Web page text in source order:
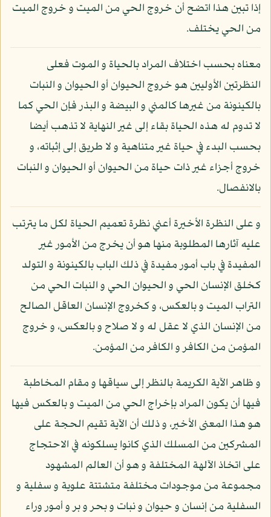
إذا تبين هذا اتضح أن خروج الحي من الميت و خروج الميت
من الحي يختلف.
معناه بحسب اختلاف المراد بالحياة و الموت فعلى
النظرتين الأوليين هو خروج الحيوان أو الحيوان و النبات
بالكينونة من غيرها كالمني و البيضة و البذر فإن الحي كما
لا تدوم له هذه الحياة بقاء إلى غير النهاية لا تذهب أيضا
بحسب البدء في حياة غير متناهية و لا طريق إلى إثباته، و
خروج أجزاء غير ذات حياة من الحيوان أو الحيوان و النبات
بالانفصال.
و على النظرة الأخيرة أعني نظرة تعميم الحياة لكل ما يترتب
عليه آثارها المطلوبة منها هو أن يخرج من الأمور غير
المفيدة في باب أمور مفيدة في ذلك الباب بالكينونة و التولد
كخلق الإنسان الحي و الحيوان الحي و النبات الحي من
التراب الميت و بالعكس، و كخروج الإنسان العاقل الصالح
من الإنسان الذي لا عقل له و لا صلاح و بالعكس، و خروج
المؤمن من الكافر و الكافر من المؤمن.
و ظاهر الآية الكريمة بالنظر إلى سياقها و مقام المخاطبة
فيها أن يكون المراد بإخراج الحي من الميت و بالعكس فيها
هو هذا المعنى الأخير، و ذلك أن الآية تقيم الحجة على
المشركين من المسلك الذي كانوا يسلكونه في الاحتجاج
على اتخاذ الآلهة المختلفة و هو أن العالم المشهود
مجموعة من موجودات مختلفة متشتتة علوية و سفلية و
السفلية من إنسان و حيوان و نبات و بحر و بر و أمور وراء